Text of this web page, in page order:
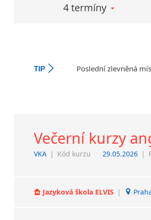
4 termíny
TIP Poslední zlevněná
Večerní kurzy
VKA | Kód kurzu 29.05.2026 |
Jazyková škola ELVIS |